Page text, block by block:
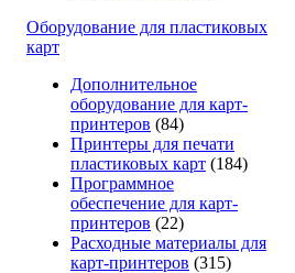
Оборудование для пластиковых
карт
Дополнительное
оборудование для карт-
принтеров (84)
Принтеры для печати
пластиковых карт (184)
Программное
обеспечение для карт-
принтеров (22)
Расходные материалы для
карт-принтеров (315)